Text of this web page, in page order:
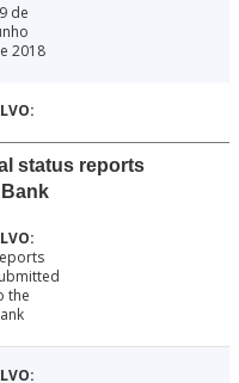
de
2018
status reports
the